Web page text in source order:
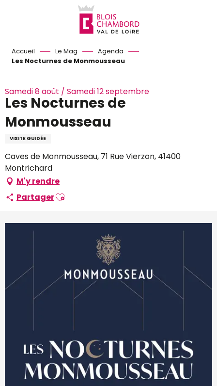
Accueil Le Mag
Agenda
Les Nocturnes de Monmousseau
Samedi 8 août / Samedi 12 septembre
Les Nocturnes de
Monmousseau
VISITE GUIDÉE
Caves de Monmousseau, 71 Rue Vierzon, 41400
Montrichard
M'y rendre
PartagerAjouter aux favoris